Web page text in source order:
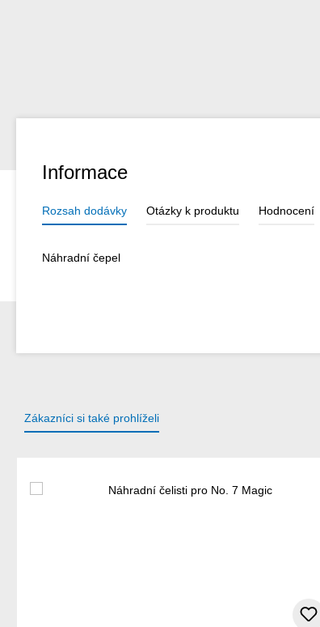
Informace
Rozsah dodávky Otázky k produktu Hodnocení
Náhradní čepel
Zákazníci si také prohlíželi